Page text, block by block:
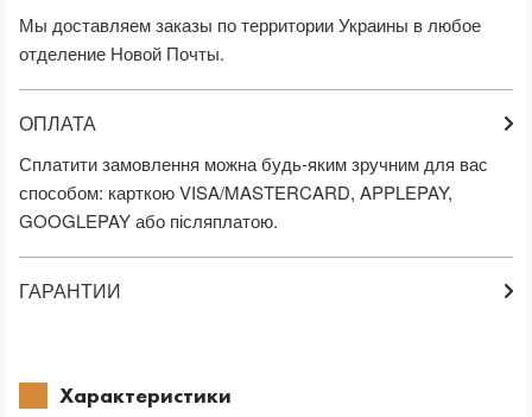
Мы доставляем заказы по территории Украины в любое
отделение Новой Почты.
ОПЛАТА
Сплатити замовлення можна будь-яким зручним для вас
способом: карткою VISA/MASTERCARD, APPLEPAY,
GOOGLEPAY або післяплатою.
ГАРАНТИИ
Характеристики